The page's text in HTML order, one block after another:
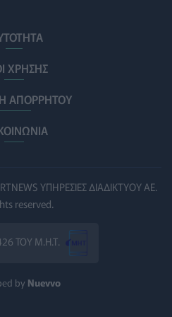
250 εκατ. δολάρια
1 στους εργαζομένους
- 13:00
για πιο
μετά το χειρουργείο
ΧΡΗΣΗΣ
ΑΠΟΡΡΗΤΟΥ
ΥΠΗΡΕΣΙΕΣ ΔΙΑΔΙΚΤΥΟΥ ΑΕ.
reserved.
ΤΟΥ Μ.Η.Τ.
by Nuevvo